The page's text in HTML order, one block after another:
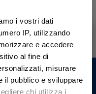
i vostri dati
IP, utilizzando
e accedere
al fine di
misurare
il pubblico e sviluppare
chi utilizza i
S.p.A.
e